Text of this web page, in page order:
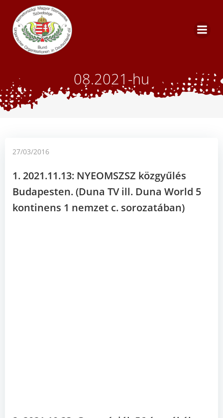
08.2021-hu
27/03/2016
1. 2021.11.13: NYEOMSZSZ közgyűlés
Budapesten. (Duna TV ill. Duna World 5
kontinens 1 nemzet c. sorozatában)